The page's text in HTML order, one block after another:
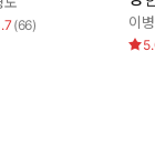
치와 미학의 영
(66) 이